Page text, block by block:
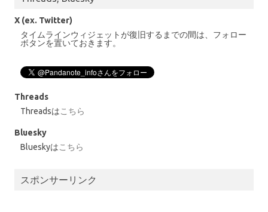
X (ex. Twitter)
タイムラインウィジェットが復旧するまでの間は、フォロー
ボタンを置いておきます。
Threads
Threadsはこちら
Bluesky
Blueskyはこちら
スポンサーリンク